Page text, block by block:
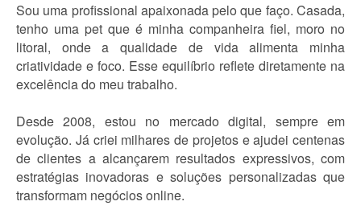
Sou uma profissional apaixonada pelo que faço. Casada,
tenho uma pet que é minha companheira fiel, moro no
litoral, onde a qualidade de vida alimenta minha
criatividade e foco. Esse equilíbrio reflete diretamente na
excelência do meu trabalho.
Desde 2008, estou no mercado digital, sempre em
evolução. Já criei milhares de projetos e ajudei centenas
de clientes a alcançarem resultados expressivos, com
estratégias inovadoras e soluções personalizadas que
transformam negócios online.